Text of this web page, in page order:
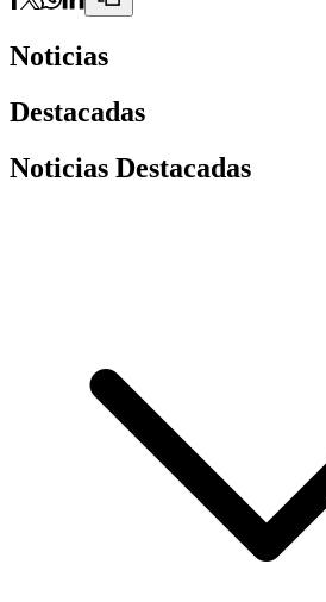
Noticias
Destacadas
Noticias Destacadas